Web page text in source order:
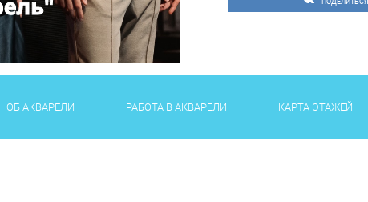
ПОДЕЛИТЬСЯ
ОБ АКВАРЕЛИ РАБОТА В АКВАРЕЛИ КАРТА ЭТАЖЕЙ